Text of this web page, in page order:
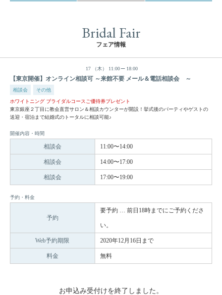
Bridal Fair
フェア情報
17 （木） 11:00 18:00
【東京開催】オンライン相談可 ～来館不要 メール＆電話相談会 ～
相談会 その他
ホワイトニング ブライダルコースご優待券プレゼント
東京銀座２丁目に教会直営サロン＆相談カウンターが開設！挙式後のパーティやゲストの
送迎・宿泊まで結婚式のトータルに相談可能♪
開催内容・時間
相談会 11:00〜14:00
相談会 14:00〜17:00
相談会 17:00〜19:00
予約・料金
予約
要予約 … 前日18時までにご予約くださ
い。
Web予約期限 2020年12月16日まで
料金 無料
お申込み受付けを終了しました。